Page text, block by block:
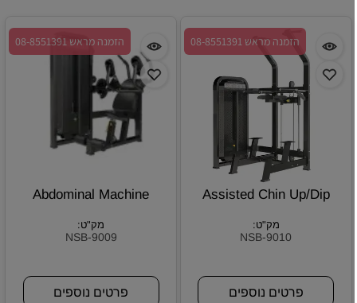
הזמנה מראש 08-8551391
Assisted Chin Up/Dip
מק"ט:
NSB-9010
פרטים נוספים
הזמנה מראש 08-8551391
Abdominal Machine
מק"ט:
NSB-9009
פרטים נוספים